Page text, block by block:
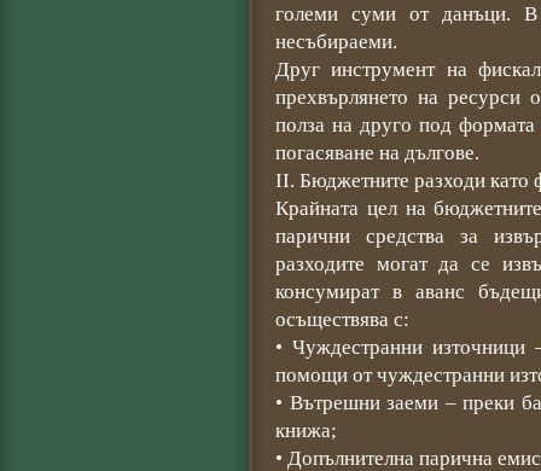
големи суми от данъци. В
несъбираеми.
Друг инструмент на
прехвърлянето на ресурси
полза на друго под
погасяване на дългове.
ІІ. Бюджетните разходи
Крайната цел на
парични средства за
разходите могат да се
консумират в аванс
осъществява с:
• Чуждестранни
помощи от чуждестранни
• Вътрешни заеми – преки
книжа;
• Допълнителна парична